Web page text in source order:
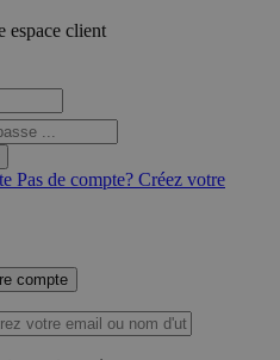
espace client
Pas de compte? Créez votre
compte